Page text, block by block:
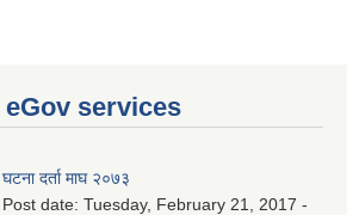
eGov services
घटना दर्ता माघ २०७३
Post date: Tuesday, February 21, 2017 -